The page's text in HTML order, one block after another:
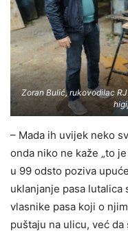
Zoran Bulić, rukovodilac
– Mada ih uvijek neko
onda niko ne kaže „to
u 99 odsto poziva
uklanjanje pasa lutalica
vlasnike pasa koji o
puštaju na ulicu, već